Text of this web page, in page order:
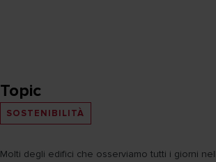
Topic
SOSTENIBILITÀ
Molti degli edifici che osserviamo tutti i giorni